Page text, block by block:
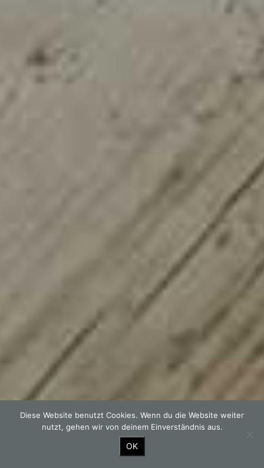
Diese Website benutzt Cookies. Wenn du die Website weiter
nutzt, gehen wir von deinem Einverständnis aus.
OK